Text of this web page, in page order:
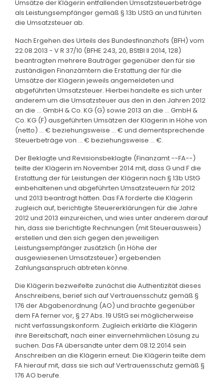
Umsätze der Klägerin entfallenden Umsatzsteuerbeträge
als Leistungsempfänger gemäß § 13b UStG an und führten
die Umsatzsteuer ab.
Nach Ergehen des Urteils des Bundesfinanzhofs (BFH) vom
22.08.2013 - V R 37/10 (BFHE 243, 20, BStBl II 2014, 128)
beantragten mehrere Bauträger gegenüber den für sie
zuständigen Finanzämtern die Erstattung der für die
Umsätze der Klägerin jeweils angemeldeten und
abgeführten Umsatzsteuer. Hierbei handelte es sich unter
anderem um die Umsatzsteuer aus den in den Jahren 2012
an die ... GmbH & Co. KG (G) sowie 2013 an die ... GmbH &
Co. KG (F) ausgeführten Umsätzen der Klägerin in Höhe von
(netto) ... € beziehungsweise ... € und dementsprechende
Steuerbeträge von ... € beziehungsweise ... €.
Der Beklagte und Revisionsbeklagte (Finanzamt --FA--)
teilte der Klägerin im November 2014 mit, dass G und F die
Erstattung der für Leistungen der Klägerin nach § 13b UStG
einbehaltenen und abgeführten Umsatzsteuern für 2012
und 2013 beantragt hätten. Das FA forderte die Klägerin
zugleich auf, berichtigte Steuererklärungen für die Jahre
2012 und 2013 einzureichen, und wies unter anderem darauf
hin, dass sie berichtigte Rechnungen (mit Steuerausweis)
erstellen und den sich gegen den jeweiligen
Leistungsempfänger zusätzlich (in Höhe der
ausgewiesenen Umsatzsteuer) ergebenden
Zahlungsanspruch abtreten könne.
Die Klägerin bezweifelte zunächst die Authentizität dieses
Anschreibens, berief sich auf Vertrauensschutz gemäß §
176 der Abgabenordnung (AO) und brachte gegenüber
dem FA ferner vor, § 27 Abs. 19 UStG sei möglicherweise
nicht verfassungskonform. Zugleich erklärte die Klägerin
ihre Bereitschaft, nach einer einvernehmlichen Lösung zu
suchen. Das FA übersandte unter dem 08.12.2014 sein
Anschreiben an die Klägerin erneut. Die Klägerin teilte dem
FA hierauf mit, dass sie sich auf Vertrauensschutz gemäß §
176 AO berufe.